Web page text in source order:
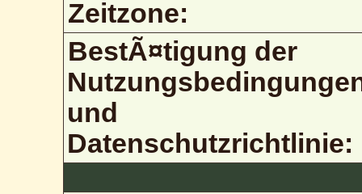
Zeitzone:
BestÃ¤tigung der
und
Datenschutzrichtlinie: